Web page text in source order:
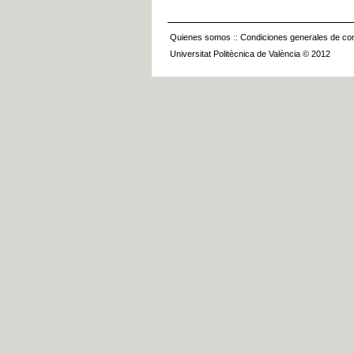
Quienes somos :: Condiciones generales de
Universitat Politècnica de València © 2012